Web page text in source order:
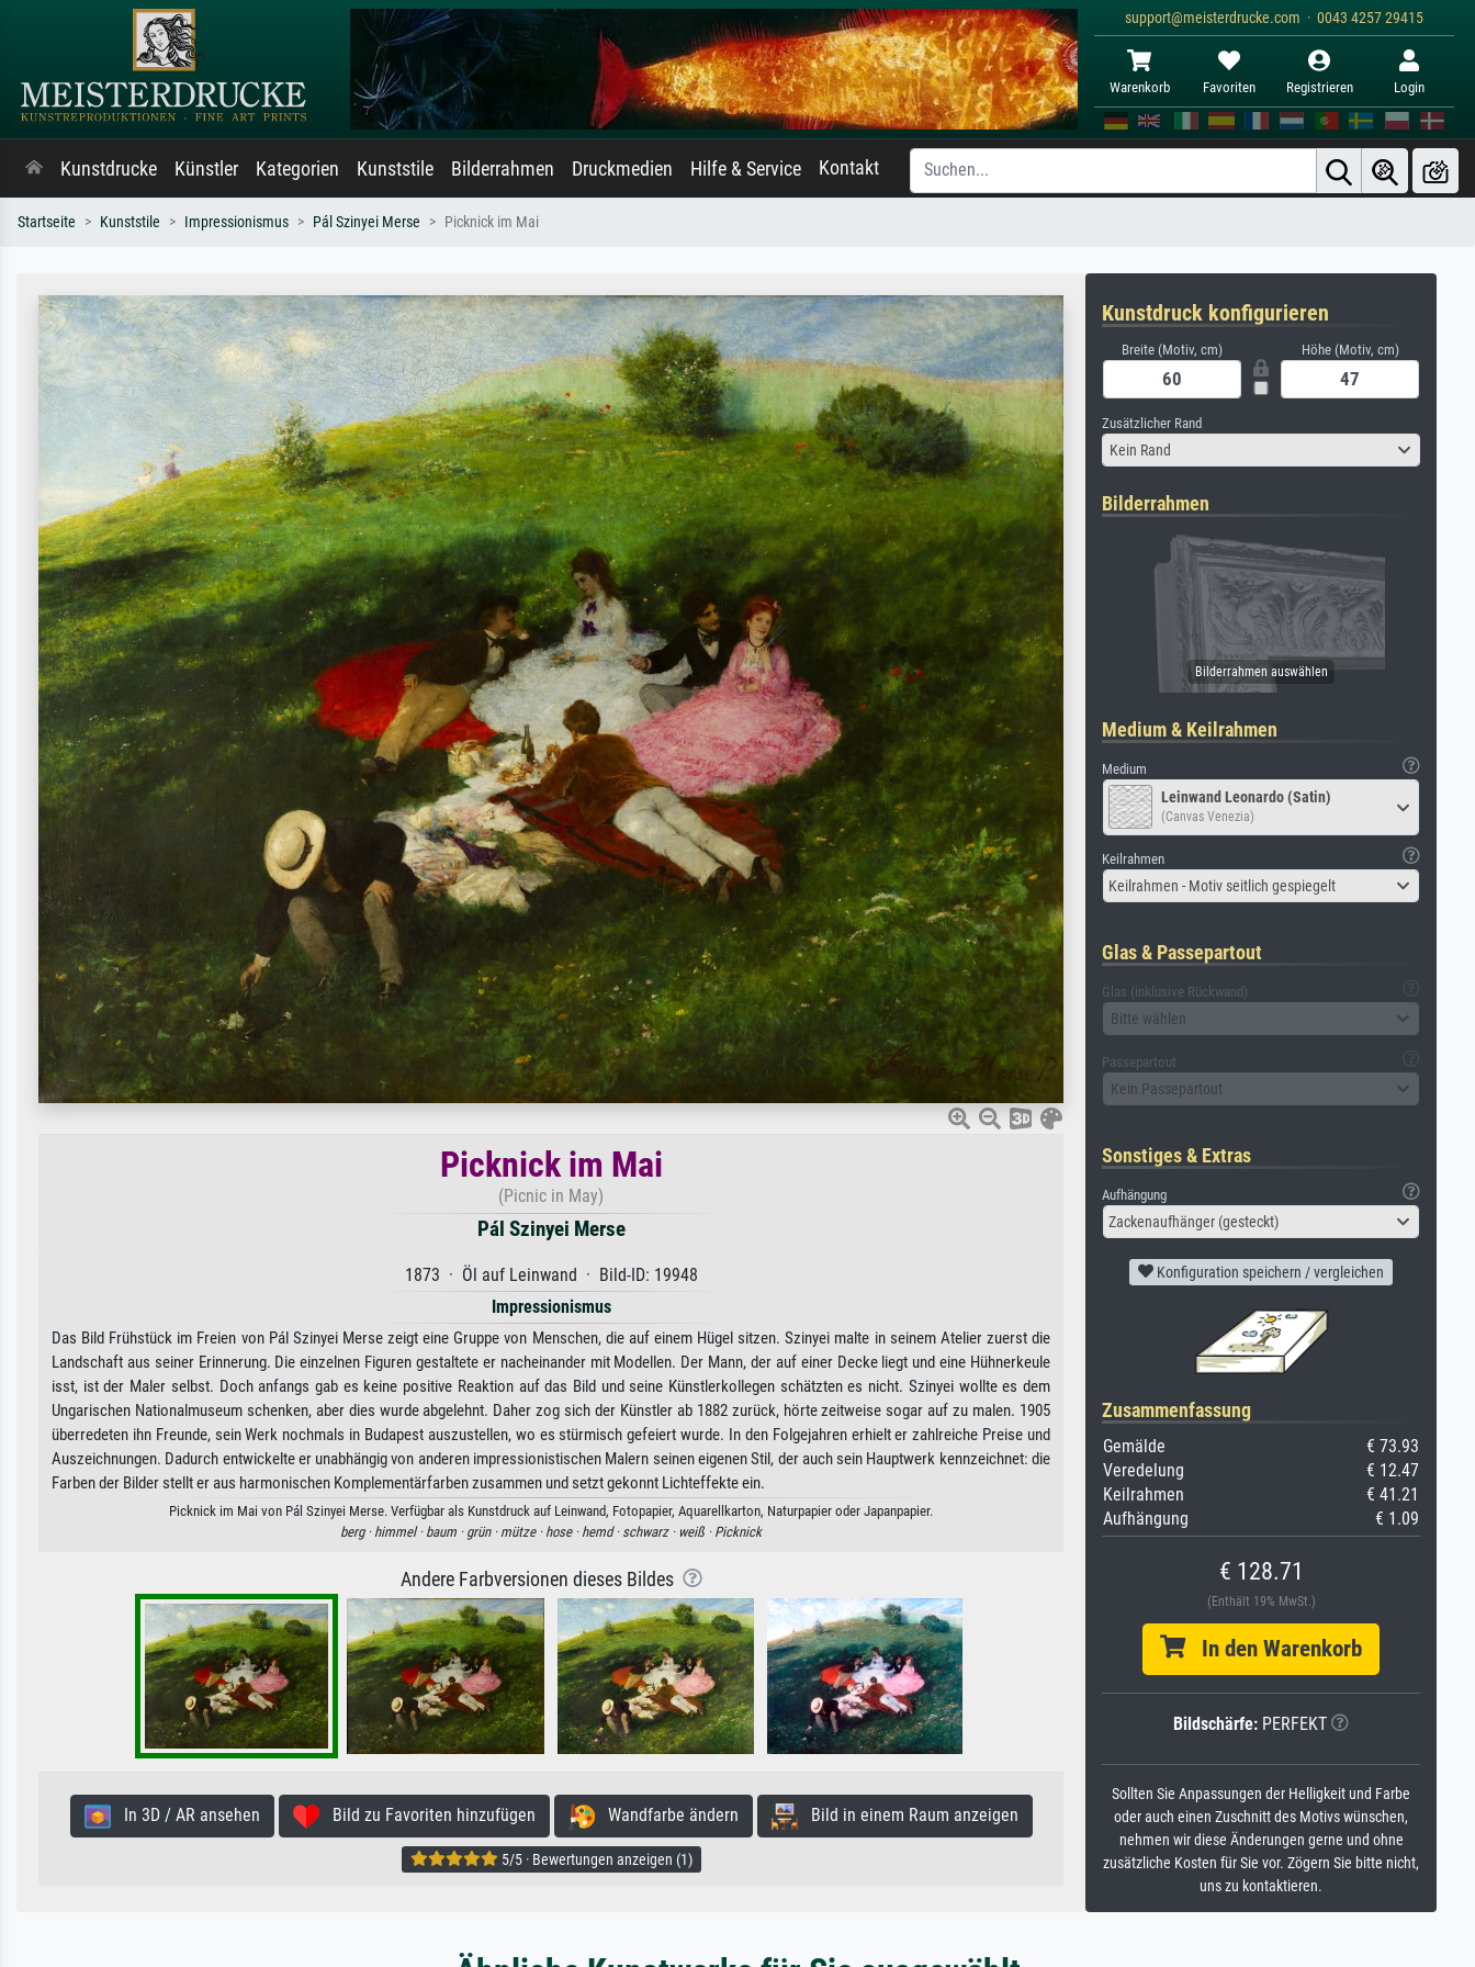
support@meisterdrucke.com · 0043 4257 29415
Warenkorb Favoriten Registrieren Login
Kunstdrucke Künstler Kategorien Kunststile Bilderrahmen Druckmedien Hilfe & Service Kontakt
Startseite Kunststile Impressionismus Pál Szinyei Merse Picknick im Mai
Picknick im Mai
(Picnic in May)
Pál Szinyei Merse
1873 · Öl auf Leinwand · Bild-ID: 19948
Impressionismus
Das Bild Frühstück im Freien von Pál Szinyei Merse zeigt eine Gruppe von Menschen, die auf einem Hügel sitzen. Szinyei malte in seinem Atelier zuerst die
Landschaft aus seiner Erinnerung. Die einzelnen Figuren gestaltete er nacheinander mit Modellen. Der Mann, der auf einer Decke liegt und eine Hühnerkeule
isst, ist der Maler selbst. Doch anfangs gab es keine positive Reaktion auf das Bild und seine Künstlerkollegen schätzten es nicht. Szinyei wollte es dem
Ungarischen Nationalmuseum schenken, aber dies wurde abgelehnt. Daher zog sich der Künstler ab 1882 zurück, hörte zeitweise sogar auf zu malen. 1905
überredeten ihn Freunde, sein Werk nochmals in Budapest auszustellen, wo es stürmisch gefeiert wurde. In den Folgejahren erhielt er zahlreiche Preise und
Auszeichnungen. Dadurch entwickelte er unabhängig von anderen impressionistischen Malern seinen eigenen Stil, der auch sein Hauptwerk kennzeichnet: die
Farben der Bilder stellt er aus harmonischen Komplementärfarben zusammen und setzt gekonnt Lichteffekte ein.
Picknick im Mai von Pál Szinyei Merse. Verfügbar als Kunstdruck auf Leinwand, Fotopapier, Aquarellkarton, Naturpapier oder Japanpapier.
berg · himmel · baum · grün · mütze · hose · hemd · schwarz · weiß · Picknick
Andere Farbversionen dieses Bildes
In 3D / AR ansehen Bild zu Favoriten hinzufügen Wandfarbe ändern Bild in einem Raum anzeigen
5/5 · Bewertungen anzeigen (1)
Kunstdruck konfigurieren
Breite (Motiv, cm) Höhe (Motiv, cm)
Zusätzlicher Rand
Kein Rand
Bilderrahmen
Medium & Keilrahmen
Medium
Leinwand Leonardo (Satin)
(Canvas Venezia)
Keilrahmen
Keilrahmen - Motiv seitlich gespiegelt
Glas & Passepartout
Glas (inklusive Rückwand)
Bitte wählen
Passepartout
Kein Passepartout
Sonstiges & Extras
Aufhängung
Zackenaufhänger (gesteckt)
Konfiguration speichern / vergleichen
Zusammenfassung
Gemälde
€ 73.93
Veredelung
€ 12.47
Keilrahmen
€ 41.21
Aufhängung
€ 1.09
€ 128.71
(Enthält 19% MwSt.)
In den Warenkorb
Bildschärfe: PERFEKT
Sollten Sie Anpassungen der Helligkeit und Farbe
oder auch einen Zuschnitt des Motivs wünschen,
nehmen wir diese Änderungen gerne und ohne
zusätzliche Kosten für Sie vor. Zögern Sie bitte nicht,
uns zu kontaktieren.